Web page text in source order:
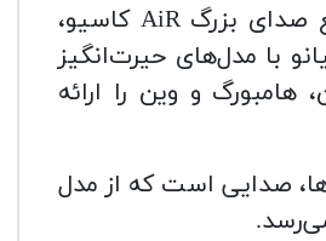
در مجموع، منبع صدای بزرگ AiR کاسیو،
با مدل‌های حیرت‌انگیز
هامبورگ و وین را ارائه
صدایی است که از مدل